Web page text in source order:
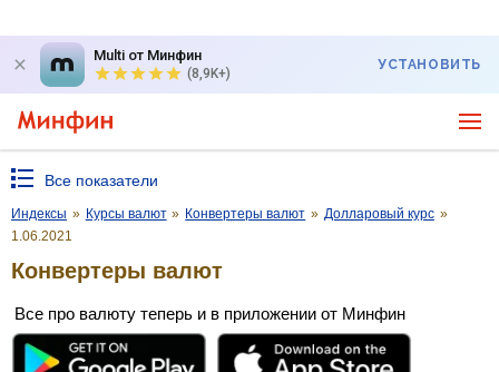
Multi от Минфин
(8,9K+)
УСТАНОВИТЬ
Все показатели
Индексы » Курсы валют » Конвертеры валют » Долларовый курс »
1.06.2021
Конвертеры валют
Все про валюту теперь и в приложении от Минфин